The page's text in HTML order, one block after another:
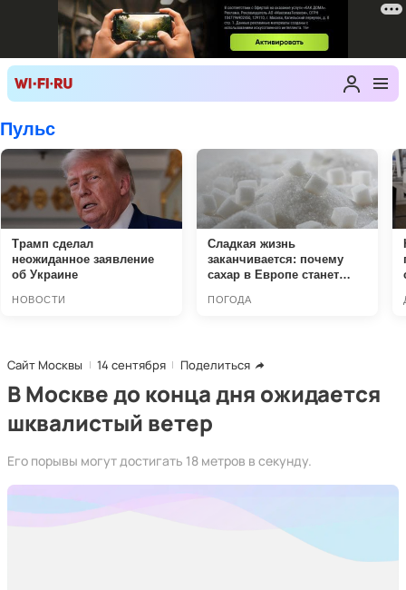
Сайт Москвы 14 сентября Поделиться
В Москве до конца дня ожидается
шквалистый ветер
Его порывы могут достигать 18 метров в секунду.